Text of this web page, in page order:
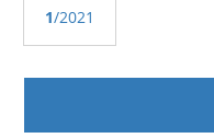
1/2021